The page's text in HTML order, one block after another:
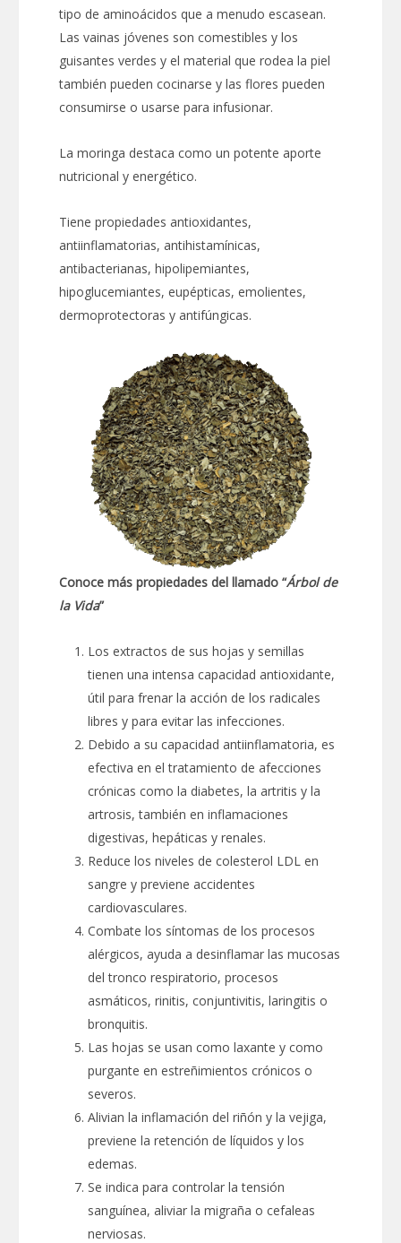
tipo de aminoácidos que a menudo escasean.
Las vainas jóvenes son comestibles y los
guisantes verdes y el material que rodea la piel
también pueden cocinarse y las flores pueden
consumirse o usarse para infusionar.
La moringa destaca como un potente aporte
nutricional y energético.
Tiene propiedades antioxidantes,
antiinflamatorias, antihistamínicas,
antibacterianas, hipolipemiantes,
hipoglucemiantes, eupépticas, emolientes,
dermoprotectoras y antifúngicas.
Conoce más propiedades del llamado “Árbol de
la Vida”
Los extractos de sus hojas y semillas
tienen una intensa capacidad antioxidante,
útil para frenar la acción de los radicales
libres y para evitar las infecciones.
Debido a su capacidad antiinflamatoria, es
efectiva en el tratamiento de afecciones
crónicas como la diabetes, la artritis y la
artrosis, también en inflamaciones
digestivas, hepáticas y renales.
Reduce los niveles de colesterol LDL en
sangre y previene accidentes
cardiovasculares.
Combate los síntomas de los procesos
alérgicos, ayuda a desinflamar las mucosas
del tronco respiratorio, procesos
asmáticos, rinitis, conjuntivitis, laringitis o
bronquitis.
Las hojas se usan como laxante y como
purgante en estreñimientos crónicos o
severos.
Alivian la inflamación del riñón y la vejiga,
previene la retención de líquidos y los
edemas.
Se indica para controlar la tensión
sanguínea, aliviar la migraña o cefaleas
nerviosas.